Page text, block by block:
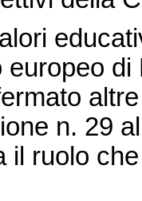
europeo
n. 29
il ruolo